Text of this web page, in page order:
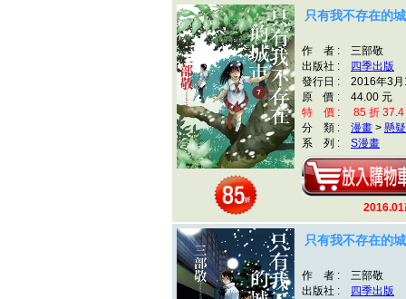
只有我不存在的
作 者 : 三部敬
出版社 :
四季出版
發行日 : 2016年3月
原 價 : 44.00 元
特 價 : 85 折 37.4
分 類 : 漫畫 > 懸
系 列 : S漫畫
只有我不存在的
作 者 : 三部敬
出版社 :
四季出版